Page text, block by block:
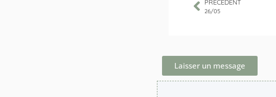
PRÉCÉDENT
26/05
Laisser un message